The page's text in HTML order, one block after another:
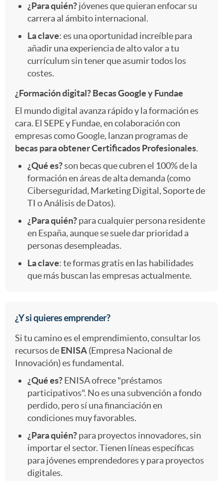
¿Para quién?jóvenes que quieran enfocar su
carrera al ámbito internacional.
La clave: es una oportunidad increíble para
añadir una experiencia de alto valor a tu
currículum sin tener que asumir todos los
costes.
¿Formación digital? Becas Google y Fundae
El mundo digital avanza rápido y la formación es
cara. El SEPE y Fundae, en colaboración con
empresas como Google, lanzan programas de
becas para obtener Certificados Profesionales.
¿Qué es?son becas que cubren el 100% de la
formación en áreas de alta demanda (como
Ciberseguridad, Marketing Digital, Soporte de
TI o Análisis de Datos).
¿Para quién?para cualquier persona residente
en España, aunque se suele dar prioridad a
personas desempleadas.
La clave: te formas gratis en las habilidades
que más buscan las empresas actualmente.
¿Y si quieres emprender?
Si tu camino es el emprendimiento, consultar los
recursos deENISA(Empresa Nacional de
Innovación) es fundamental.
¿Qué es?ENISA ofrece "préstamos
participativos". No es una subvención a fondo
perdido, pero sí una financiación en
condiciones muy favorables.
¿Para quién?para proyectos innovadores, sin
importar el sector. Tienen líneas específicas
para jóvenes emprendedores y para proyectos
digitales.